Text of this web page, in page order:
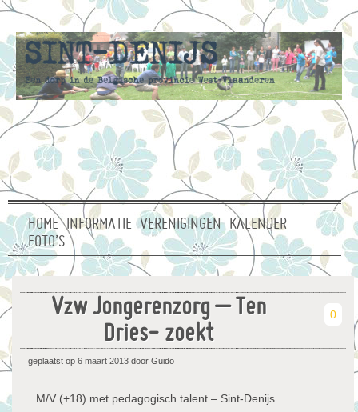
HOME INFORMATIE VERENIGINGEN KALENDER
FOTO’S
Vzw Jongerenzorg – Ten
Dries- zoekt
0
geplaatst op 6 maart 2013 door Guido
M/V (+18) met pedagogisch talent – Sint-Denijs